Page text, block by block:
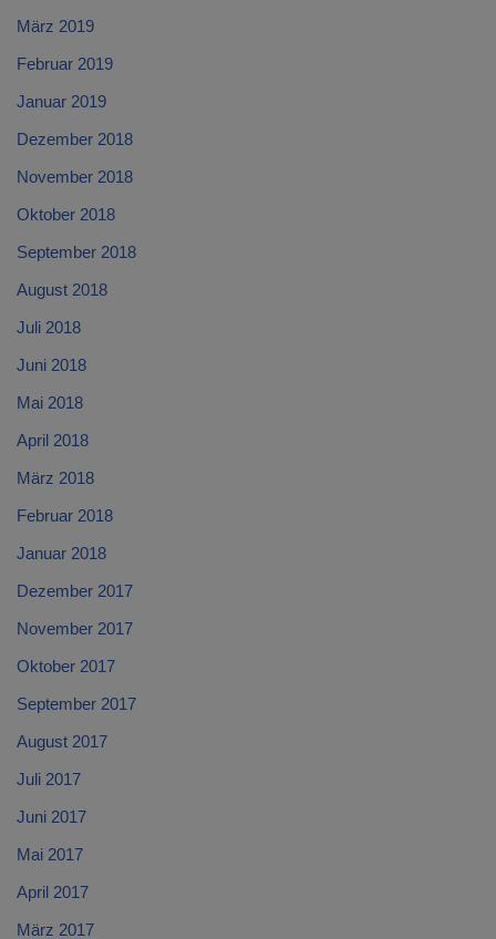
März 2019
Februar 2019
Januar 2019
Dezember 2018
November 2018
Oktober 2018
September 2018
August 2018
Juli 2018
Juni 2018
Mai 2018
April 2018
März 2018
Februar 2018
Januar 2018
Dezember 2017
November 2017
Oktober 2017
September 2017
August 2017
Juli 2017
Juni 2017
Mai 2017
April 2017
März 2017